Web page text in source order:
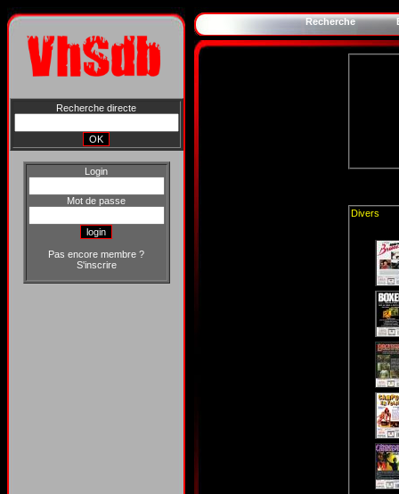
Recherche directe
Login
Mot de passe
Pas encore membre ?
S'inscrire
Recherche
Divers